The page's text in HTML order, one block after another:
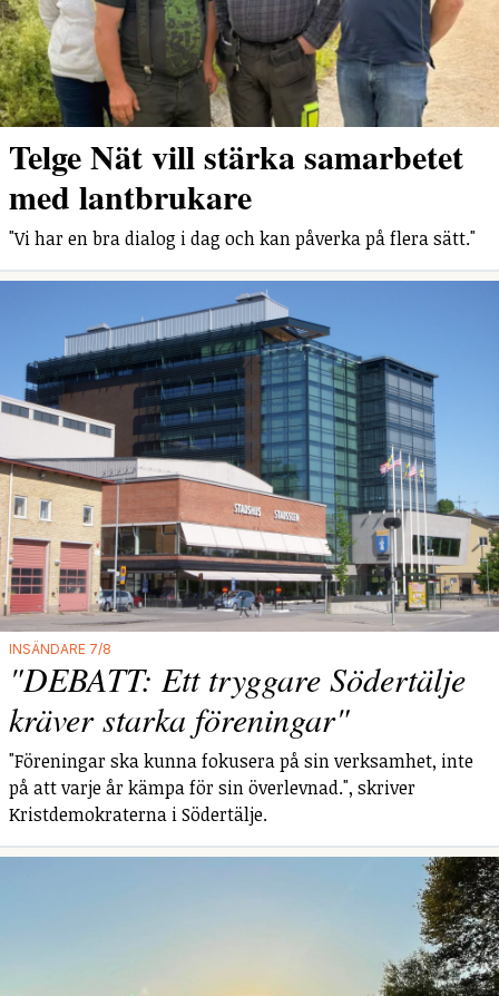
Telge Nät vill stärka samarbetet
med lantbrukare
"Vi har en bra dialog i dag och kan påverka på flera sätt."
INSÄNDARE 7/8
"DEBATT: Ett tryggare Södertälje
kräver starka föreningar"
"Föreningar ska kunna fokusera på sin verksamhet, inte
på att varje år kämpa för sin överlevnad.", skriver
Kristdemokraterna i Södertälje.